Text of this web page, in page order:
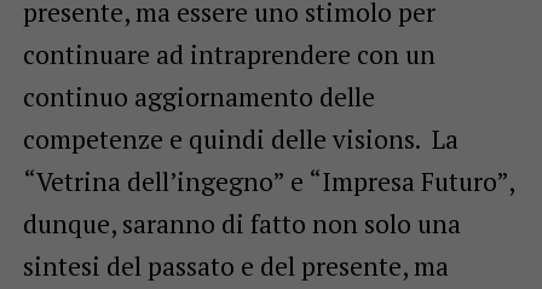
presente, ma essere uno stimolo per
continuare ad intraprendere con un
continuo aggiornamento delle
competenze e quindi delle visions. La
“Vetrina dell’ingegno” e “Impresa Futuro”,
dunque, saranno di fatto non solo una
sintesi del passato e del presente, ma